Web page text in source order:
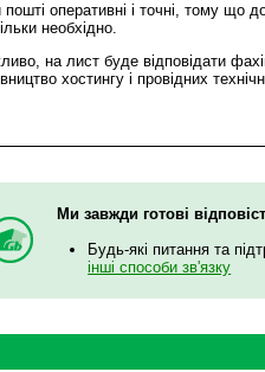
пошті оперативні і точні, тому
необхідно.
на лист буде відповідати
хостингу і провідних
Ми завжди готові
Будь-які питання та
інші способи зв'язку